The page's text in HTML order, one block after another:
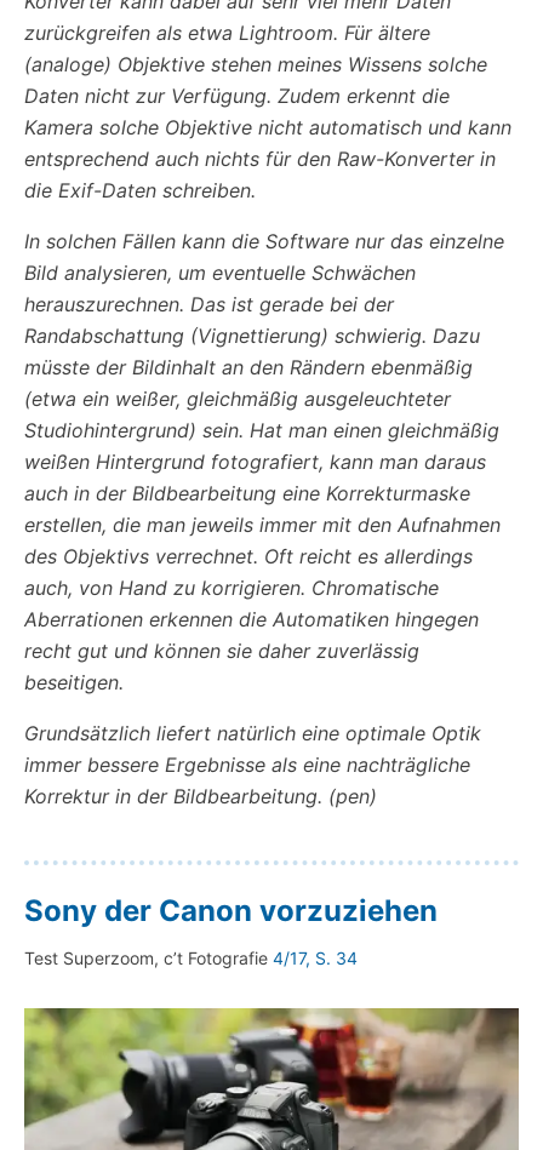
zurückgreifen als etwa Lightroom. Für ältere
(analoge) Objektive stehen meines Wissens solche
Daten nicht zur Verfügung. Zudem erkennt die
Kamera solche Objektive nicht automatisch und kann
entsprechend auch nichts für den Raw-Konverter in
die Exif-Daten schreiben.
In solchen Fällen kann die Software nur das einzelne
Bild analysieren, um eventuelle Schwächen
herauszurechnen. Das ist gerade bei der
Randabschattung (Vignettierung) schwierig. Dazu
müsste der Bildinhalt an den Rändern ebenmäßig
(etwa ein weißer, gleichmäßig ausgeleuchteter
Studiohintergrund) sein. Hat man einen gleichmäßig
weißen Hintergrund fotografiert, kann man daraus
auch in der Bildbearbeitung eine Korrekturmaske
erstellen, die man jeweils immer mit den Aufnahmen
des Objektivs verrechnet. Oft reicht es allerdings
auch, von Hand zu korrigieren. Chromatische
Aberrationen erkennen die Automatiken hingegen
recht gut und können sie daher zuverlässig
beseitigen.
Grundsätzlich liefert natürlich eine optimale Optik
immer bessere Ergebnisse als eine nachträgliche
Korrektur in der Bildbearbeitung. (pen)
Sony der Canon vorzuziehen
Test Superzoom, c’t Fotografie 4/17, S. 34